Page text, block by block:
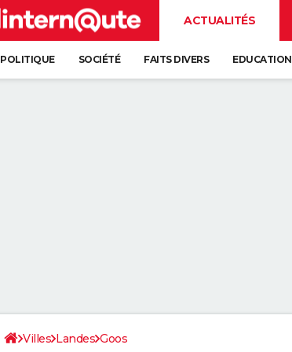
ACTUALITÉS
POLITIQUE SOCIÉTÉ FAITS DIVERS EDUCATION
Villes Landes Goos